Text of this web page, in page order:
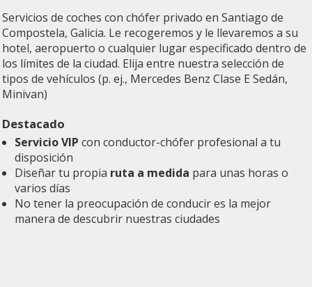
Servicios de coches con chófer privado en Santiago de
Compostela, Galicia. Le recogeremos y le llevaremos a su
hotel, aeropuerto o cualquier lugar especificado dentro de
los límites de la ciudad. Elija entre nuestra selección de
tipos de vehículos (p. ej., Mercedes Benz Clase E Sedán,
Minivan)
Destacado
Servicio VIP con conductor-chófer profesional a tu
disposición
Diseñar tu propia ruta a medida para unas horas o
varios días
No tener la preocupación de conducir es la mejor
manera de descubrir nuestras ciudades